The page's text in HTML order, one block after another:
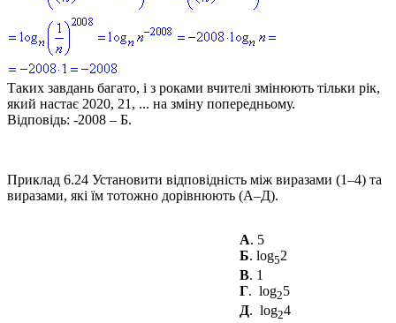
Таких завдань багато, і з роками вчителі змінюють тільки рік,
який настає 2020, 21, ... на зміну попередньому.
Відповідь: -2008 – Б.
Приклад 6.24 Установити відповідність між виразами (1–4) та
виразами, які їм тотожно дорівнюють (А–Д).
А. 5
Б. log52
В. 1
Г. log25
Д. log24